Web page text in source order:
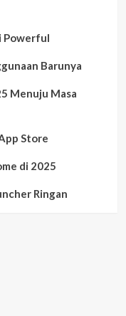
Powerful
Barunya
Menuju Masa
Store
di 2025
Ringan